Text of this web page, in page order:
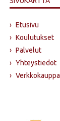
› Etusivu
› Koulutukset
› Palvelut
› Yhteystiedot
› Verkkokauppa